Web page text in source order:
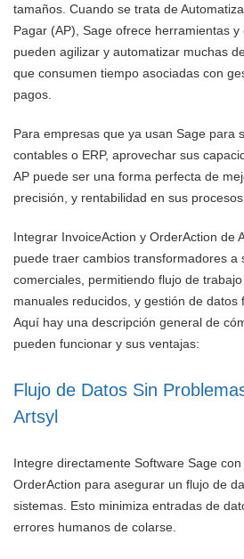
tamaños. Cuando se trata de
Pagar (AP), Sage ofrece herramientas
pueden agilizar y automatizar muchas
que consumen tiempo asociadas con
pagos.
Para empresas que ya usan Sage para
contables o ERP, aprovechar sus
AP puede ser una forma perfecta de
precisión, y rentabilidad en sus
Integrar InvoiceAction y OrderAction de
puede traer cambios transformadores a
comerciales, permitiendo flujo de
manuales reducidos, y gestión de datos
Aquí hay una descripción general de
pueden funcionar y sus ventajas:
Flujo de Datos Sin
Artsyl
Integre directamente Software Sage
OrderAction para asegurar un flujo de
sistemas. Esto minimiza entradas de
errores humanos de colarse.